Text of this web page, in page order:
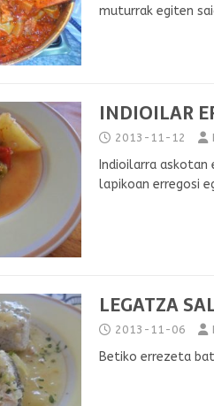
muturrak egiten
INDIOILAR
2013-11-12
Indioilarra
lapikoan erregosi
LEGATZA
2013-11-06
Betiko errezeta